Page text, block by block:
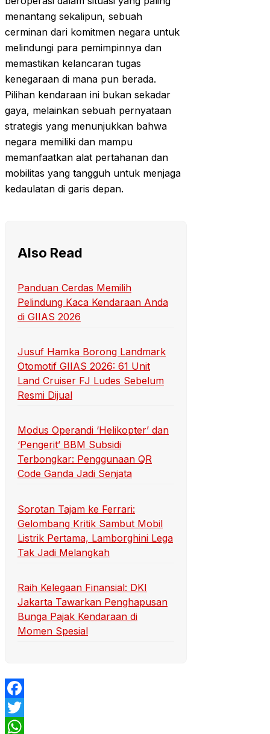
menantang sekalipun, sebuah
cerminan dari komitmen negara untuk
melindungi para pemimpinnya dan
memastikan kelancaran tugas
kenegaraan di mana pun berada.
Pilihan kendaraan ini bukan sekadar
gaya, melainkan sebuah pernyataan
strategis yang menunjukkan bahwa
negara memiliki dan mampu
memanfaatkan alat pertahanan dan
mobilitas yang tangguh untuk menjaga
kedaulatan di garis depan.
Also Read
Panduan Cerdas Memilih
Pelindung Kaca Kendaraan Anda
di GIIAS 2026
Jusuf Hamka Borong Landmark
Otomotif GIIAS 2026: 61 Unit
Land Cruiser FJ Ludes Sebelum
Resmi Dijual
Modus Operandi ‘Helikopter’ dan
‘Pengerit’ BBM Subsidi
Terbongkar: Penggunaan QR
Code Ganda Jadi Senjata
Sorotan Tajam ke Ferrari:
Gelombang Kritik Sambut Mobil
Listrik Pertama, Lamborghini Lega
Tak Jadi Melangkah
Raih Kelegaan Finansial: DKI
Jakarta Tawarkan Penghapusan
Bunga Pajak Kendaraan di
Momen Spesial
Facebook
Twitter